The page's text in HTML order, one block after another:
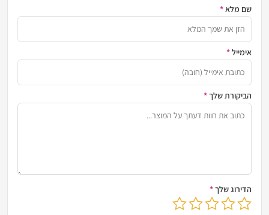
שם מלא*
אימייל*
הביקורת שלך*
הדירוג שלך*